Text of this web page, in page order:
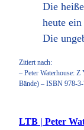
Die
heute
Die
Zitiert nach:
– Peter Waterhouse:
Bände) – ISBN 978-
LTB | Peter